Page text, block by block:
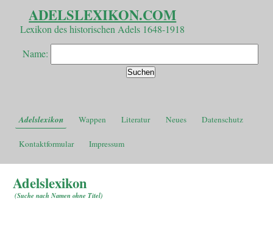
ADELSLEXIKON.COM
Lexikon des historischen Adels 1648-1918
Name:
Adelslexikon Wappen Literatur Neues Datenschutz
Kontaktformular Impressum
Adelslexikon
(Suche nach Namen ohne Titel)